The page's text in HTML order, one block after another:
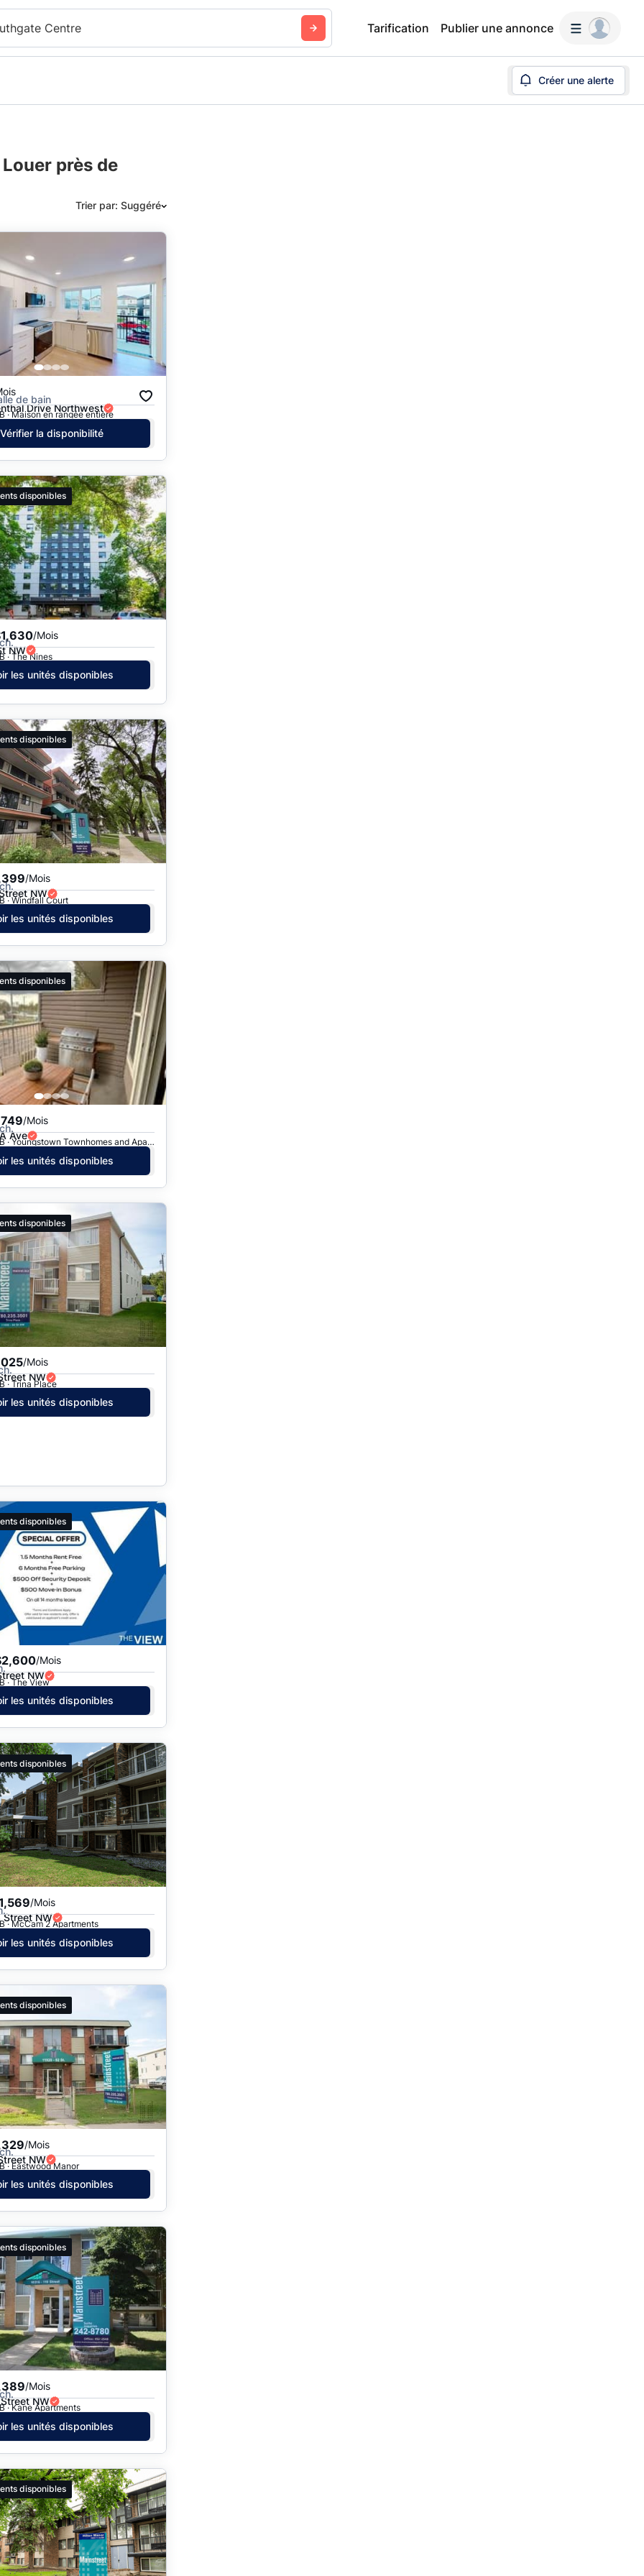
Centre Tarification Publier une annonce
Créer une alerte
près de
Trier par: Suggéré
Date: les plus récents d’abord
Date: les plus anciens d’abord
Prix - $$$ à $
Prix - $ à $$$
de bain
Drive Northwest
· Maison en rangée entière
Vérifier la disponibilité
disponibles
/Mois
NW
· The Nines
les unités disponibles
disponibles
/Mois
NW
· Windfall Court
les unités disponibles
disponibles
/Mois
Ave
Edmonton, AB · Youngstown Townhomes and Apartments
les unités disponibles
disponibles
/Mois
NW
· Trina Place
les unités disponibles
disponibles
/Mois
NW
· The View
les unités disponibles
disponibles
/Mois
NW
· McCam 2 Apartments
les unités disponibles
disponibles
/Mois
NW
· Eastwood Manor
les unités disponibles
disponibles
/Mois
NW
· Kane Apartments
les unités disponibles
disponibles